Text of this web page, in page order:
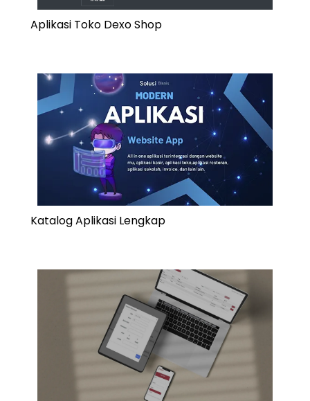
Aplikasi Toko Dexo Shop
Katalog Aplikasi Lengkap